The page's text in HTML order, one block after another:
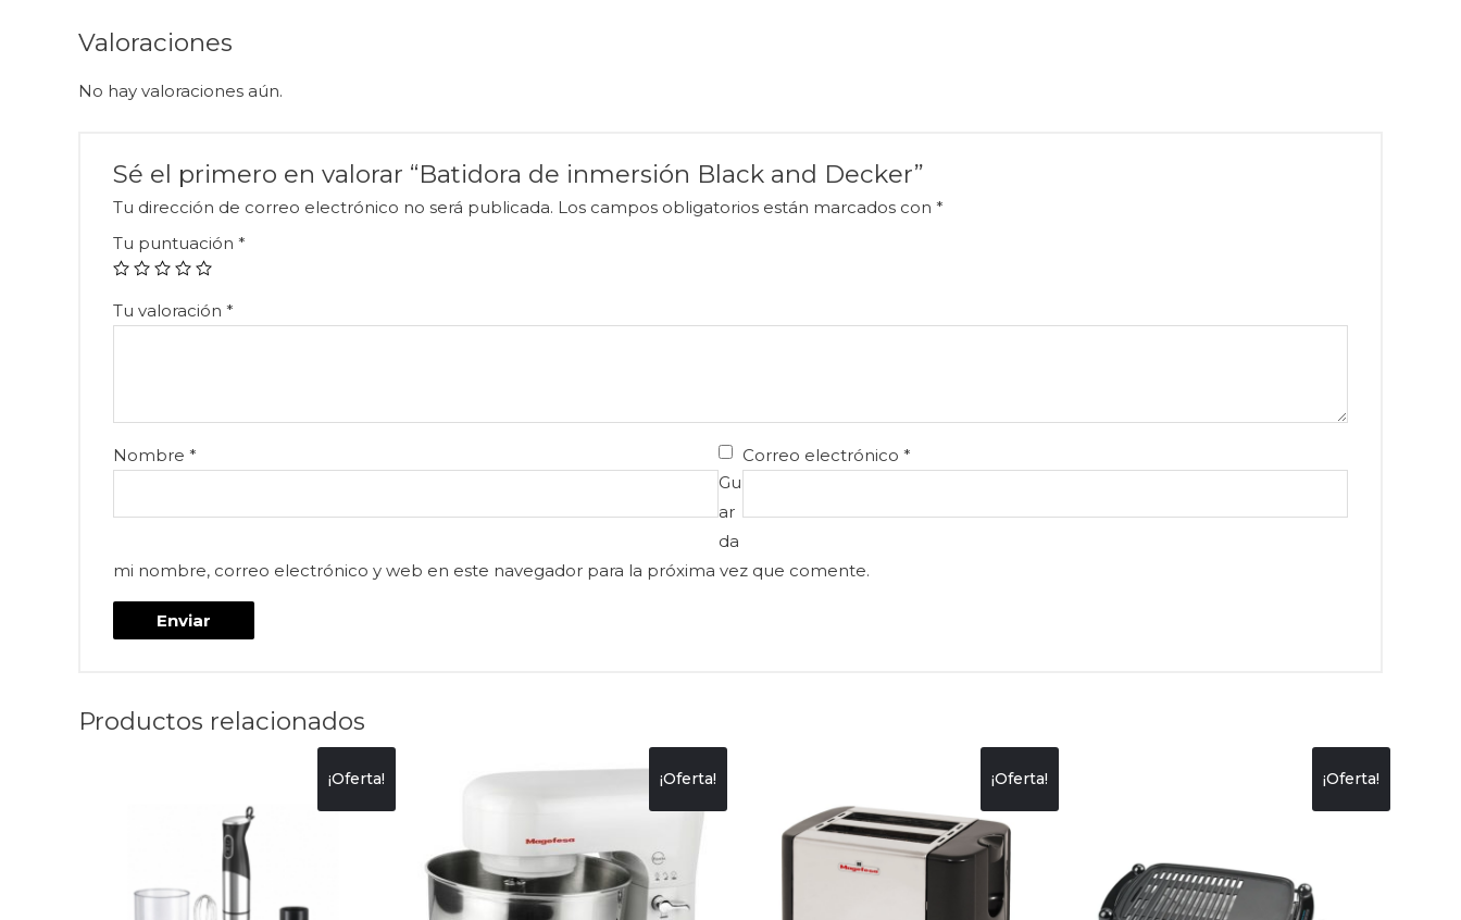
Valoraciones
No hay valoraciones aún.
Sé el primero en valorar “Batidora de inmersión Black and Decker”
Tu dirección de correo electrónico no será publicada. Los campos obligatorios están marcados con *
Tu puntuación *
Tu valoración *
Nombre * Correo electrónico*
Gu
ar
da
mi nombre, correo electrónico y web en este navegador para la próxima vez que comente.
Productos relacionados
¡Oferta! ¡Oferta! ¡Oferta! ¡Oferta!